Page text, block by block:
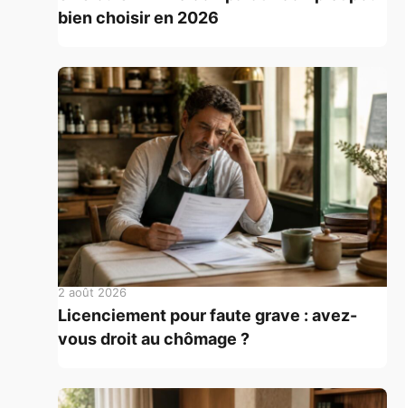
bien choisir en 2026
2 août 2026
Licenciement pour faute grave : avez-
vous droit au chômage ?